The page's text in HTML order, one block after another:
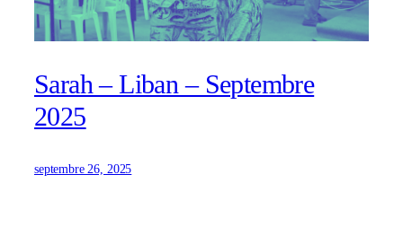
Sarah – Liban – Septembre
2025
septembre 26, 2025